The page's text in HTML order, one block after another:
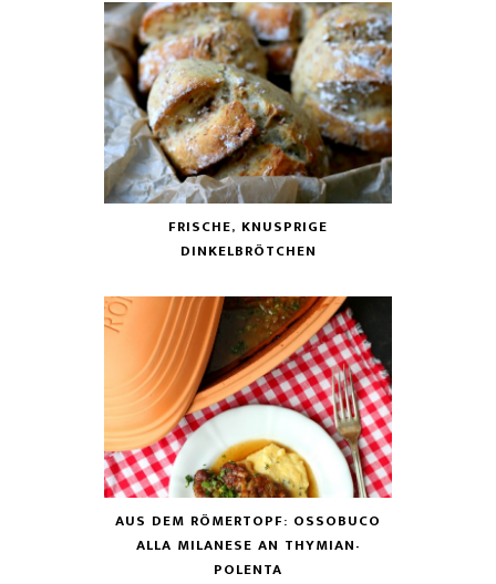
FRISCHE, KNUSPRIGE
DINKELBRÖTCHEN
AUS DEM RÖMERTOPF: OSSOBUCO
ALLA MILANESE AN THYMIAN-
POLENTA